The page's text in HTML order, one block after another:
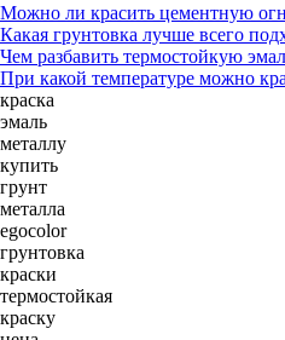
Можно ли красить цементную
Какая грунтовка лучше всего
Чем разбавить термостойкую
При какой температуре можно
краска
эмаль
металлу
купить
грунт
металла
egocolor
грунтовка
краски
термостойкая
краску